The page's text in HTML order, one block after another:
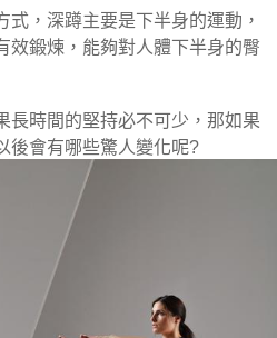
，深蹲主要是下半身的運動，
效鍛煉，能夠對人體下半身的臀
長時間的堅持必不可少，那如果
後會有哪些驚人變化呢?